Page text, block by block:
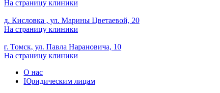
На страницу клиники
д. Кисловка , ул. Марины Цветаевой, 20
На страницу клиники
г. Томск, ул. Павла Нарановича, 10
На страницу клиники
О нас
Юридическим лицам